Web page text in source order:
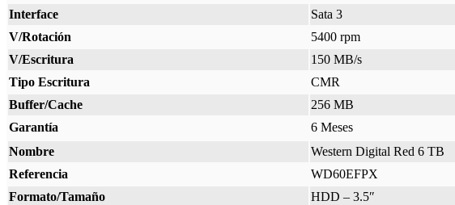
Interface
Sata 3
V/Rotación
5400 rpm
V/Escritura
150 MB/s
Tipo Escritura
CMR
Buffer/Cache
256 MB
Garantía
6 Meses
Nombre
Western Digital Red 6 TB
Referencia
WD60EFPX
Formato/Tamaño
HDD – 3.5″